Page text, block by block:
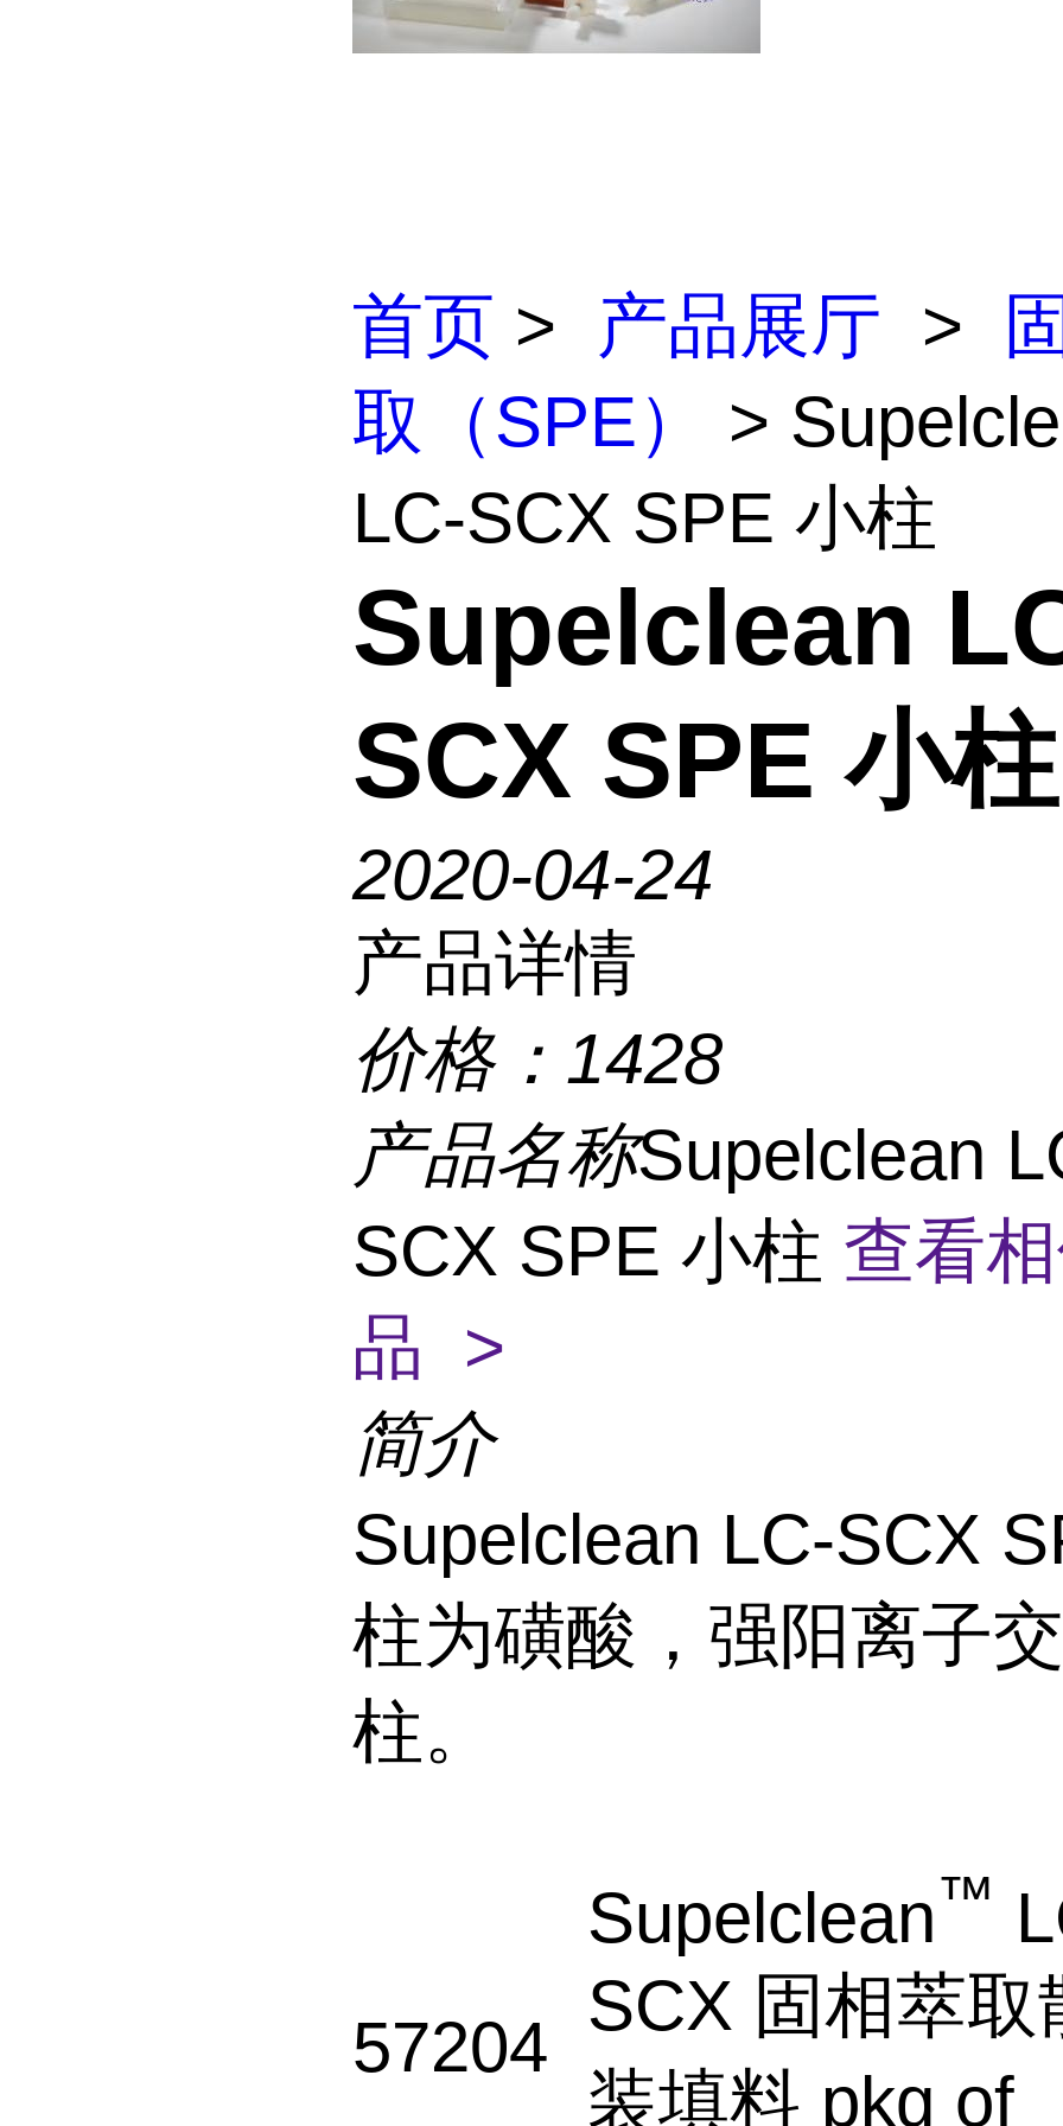
首页 > 产品展厅 >
取（SPE）
>
LC-SCX SPE 小柱
Supelclean
SCX SPE 小柱
2020-04-24
产品详情
价格： 1428
产品名称Supelclean
SCX SPE 小柱 查看
品 >
简介
Supelclean LC-SCX
柱为磺酸，强阳离子
柱。
57204
Supelclean™
SCX 固相萃取
装填料 pkg of